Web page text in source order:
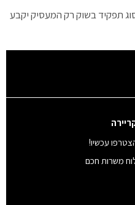
תפקיד בשוק רק המעסיק יקבע
עכשיו!
משרות חכם